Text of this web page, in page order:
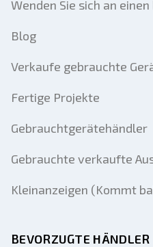
Wenden Sie sich an
Blog
Verkaufe gebrauchte
Fertige Projekte
Gebrauchtgerätehändler
Gebrauchte verkaufte
Kleinanzeigen (Kommt
BEVORZUGTE HÄNDLER